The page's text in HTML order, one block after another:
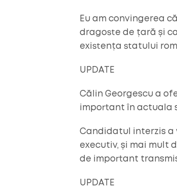
Eu am convingerea
dragoste de țară și
existența statului
UPDATE
Călin Georgescu a
important în actuala
Candidatul interzis a
executiv, și mai mult
de important
UPDATE